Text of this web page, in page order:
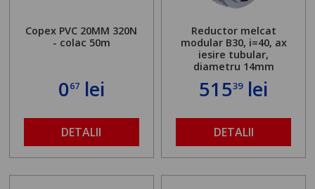
Copex PVC 20MM 320N
- colac 50m
067lei
DETALII
Reductor melcat
modular B30, i=40, ax
iesire tubular,
diametru 14mm
51539lei
DETALII